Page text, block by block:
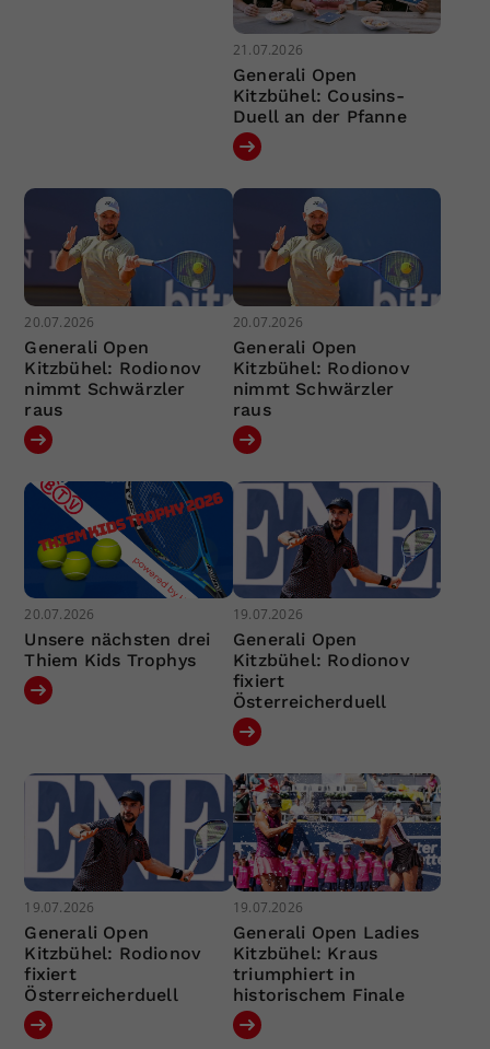
21.07.2026
Generali Open
Kitzbühel: Cousins-
Duell an der Pfanne
20.07.2026
Generali Open
Kitzbühel: Rodionov
nimmt Schwärzler
raus
20.07.2026
Generali Open
Kitzbühel: Rodionov
nimmt Schwärzler
raus
20.07.2026
Unsere nächsten drei
Thiem Kids Trophys
19.07.2026
Generali Open
Kitzbühel: Rodionov
fixiert
Österreicherduell
19.07.2026
Generali Open
Kitzbühel: Rodionov
fixiert
Österreicherduell
19.07.2026
Generali Open Ladies
Kitzbühel: Kraus
triumphiert in
historischem Finale